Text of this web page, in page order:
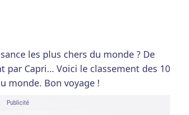
les plus chers du monde ? De
par Capri… Voici le classement des 10
monde. Bon voyage !
Publicité